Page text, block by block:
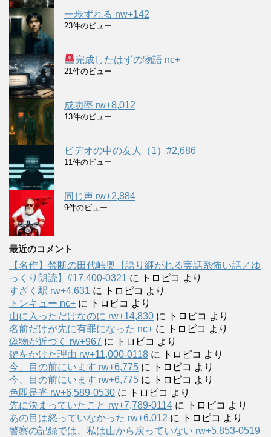
一歩ずれる nw+142
23件のビュー
完成したはずの物語 nc+
21件のビュー
成功率 rw+8,012
13件のビュー
ビデオの中の友人（1）#2,686
11件のビュー
同じ声 rw+2,884
9件のビュー
最近のコメント
【名作】禁断の田代峠奥【語り継がれる実話系怖い話／ゆ
っくり朗読】#17,400-0321 に トロピコ より
すざく駅 rw+4,631 に トロピコ より
トンキュー nc+ に トロピコ より
山に入っただけなのに rw+14,830 に トロピコ より
名前だけが先に有罪になった nc+ に トロピコ より
偽物が近づく rw+967 に トロピコ より
鍵をかけた理由 rw+11,000-0118 に トロピコ より
今、目の前にいます rw+6,775 に トロピコ より
今、目の前にいます rw+6,775 に トロピコ より
色即是光 rw+6,589-0530 に トロピコ より
先に決まっていたこと rw+7,789-0114 に トロピコ より
あの目は怒っていなかった rw+6.012 に トロピコ より
警察の記録では、私は山から戻っていない rw+5,853-0519